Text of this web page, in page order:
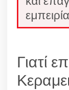
Γιατί